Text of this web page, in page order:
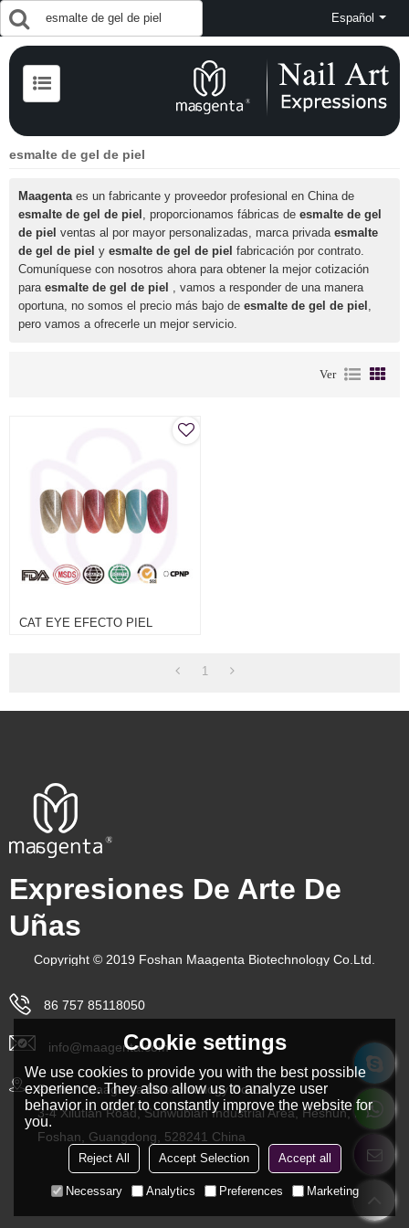
Español
esmalte de gel de piel
Maagentaes un fabricante y proveedor profesional en China de
esmalte de gel de piel , proporcionamos fábricas de esmalte de gel
de piel ventas al por mayor personalizadas, marca privada esmalte
de gel de piel y esmalte de gel de piel fabricación por contrato.
Comuníquese con nosotros ahora para obtener la mejor cotización
para esmalte de gel de piel , vamos a responder de una manera
oportuna, no somos el precio más bajo de esmalte de gel de piel ,
pero vamos a ofrecerle un mejor servicio.
Ver
CAT EYE EFECTO PIEL
1
Expresiones De Arte De
Uñas
Copyright © 2019 Foshan Maagenta Biotechnology Co.Ltd.
86 757 85118050
info@maagenta.com
Foshan Maagenta Biotechnology Co.Ltd.
3-4 Xilutian Road, Sunwubian Industrial Area, Heshun, Lishui,
Foshan, Guangdong, 528241 China
Cookie settings
We use cookies to provide you with the best possible
experience. They also allow us to analyze user
behavior in order to constantly improve the website for
you.
Reject All Accept Selection Accept all
Necessary Analytics Preferences Marketing